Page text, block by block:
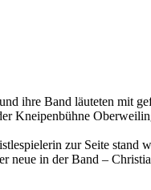
ihre Band läuteten mit
Kneipenbühne
zur Seite stand
neue in der Band –